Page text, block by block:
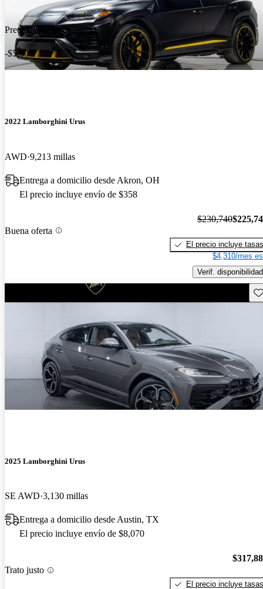
Precio reducido
-$5,000
2022 Lamborghini Urus
AWD 9,213 millas
Entrega a domicilio desde Akron, OH
El precio incluye envío de $358
Buena oferta
$230,740
El precio incluye tasas
$4,310/mes
Verif. disponibilidad
2025 Lamborghini Urus
SE AWD 3,130 millas
Entrega a domicilio desde Austin, TX
El precio incluye envío de $8,070
Trato justo
El precio incluye tasas